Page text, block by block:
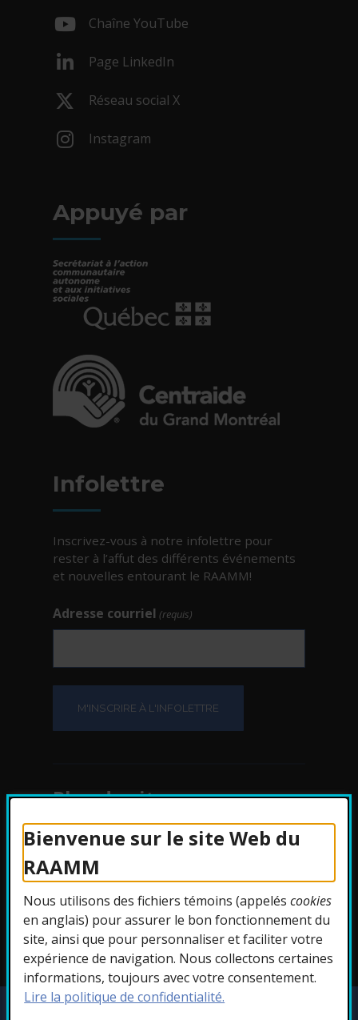
Bienvenue sur le site Web du
RAAMM
Nous utilisons des fichiers témoins (appeléscookies
en anglais) pour assurer le bon fonctionnement du
site, ainsi que pour personnaliser et faciliter votre
expérience de navigation. Nous collectons certaines
informations, toujours avec votre consentement.
Lire la politique de confidentialité.
Chaîne YouTube
Page LinkedIn
Réseau social X
Instagram
Appuyé par
Infolettre
Inscrivez-vous à notre infolettre pour
rester à l’affut des différents événements
et nouvelles entourant le RAAMM!
Adresse courriel (requis)
Plan du site
Protection des
renseignements
Accessibilité